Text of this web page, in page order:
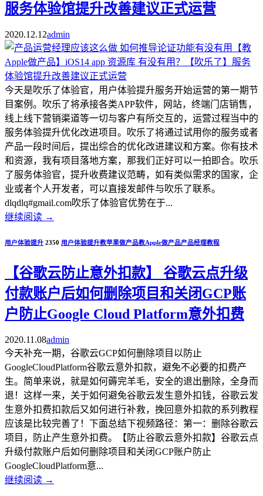
服务体验馆提升改善建议正式运营
2020.12.12admin
今天是吹乐了体验官，用户体验提升服务开始运营的第一期节
目案例。吹乐了将承接各类APP软件，网站，终端门店销售，
线上线下营销渠道等一切与客户有所交互的，运营过程当中的
服务体验提升优化改进项目。吹乐了将通过试用你的服务或者
产品一段时间后，提出综合的优化改进建议和方案。你有技术
和资源，我有项目落地方案，那我们正好可以一拍即合。吹乐
了服务体验官，提升收费建议范畴，如有类似需求的国家，企
业或者个人开发者，可以直接发邮件与吹乐了联系。
dlqdlq#gmail.com吹乐了体验官优势在于...
继续阅读 →
用户体验提升 2350 用户体验提升教苹果做产品教Apple做产品产品经理教程
【谷歌云防止意外扣款】 谷歌云点升级
付款账户后如何删除项目和关闭GCP账
户防止Google Cloud Platform意外扣费
2020.11.08admin
今天补充一期，谷歌云GCP如何删除项目以防止
GoogleCloudPlatform谷歌云意外扣款，避免不必要的扣费产
生。简单来说，就是如何薅完羊毛，安全的退出删除，全身而
退！这样一来，关于如何避免谷歌云发生意外扣钱，谷歌云发
生意外扣费扣款后又如何进行补救，挽回意外扣款的系列教程
应该是比较完善了！下面总结下视频路径：第一：删除谷歌云
项目，防止产生意外扣费。【防止谷歌云意外扣款】谷歌云点
升级付款账户后如何删除项目和关闭GCP账户防止
GoogleCloudPlatform意...
继续阅读 →